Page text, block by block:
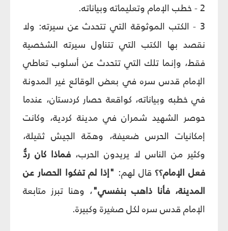
2 - خطب الإمام وتعليماته وبياناته.
3 - الكتب الموثوقة التي تتحدث عن سيرته: ولا
نقصد بها الكتب التي تتناول سيرته الشخصية
فقط، وإنما تلك التي تتحدث عن أسلوب تعاطي
الإمام قدس سره في بعض الوقائع غير المدونة
في خطبه وبياناته، كواقعة حصار كردستان، عندما
حوصر الشهيد شمران في مدينة كردية، وكانت
إمكانيات الحرس ضعيفة، وهمّة الجيش ثقيلة،
وكثير من الناس لا يريدون الحرب،فماذا كان ردُّ
فعل الإمام؟؟ قال لهم: "إذا لم تفكوا الحصار عن
المدينة، فأنا ذاهب بنفسي"، وهنا تبرز متابعة
الإمام قدس سره لكل صغيرة وكبيرة.